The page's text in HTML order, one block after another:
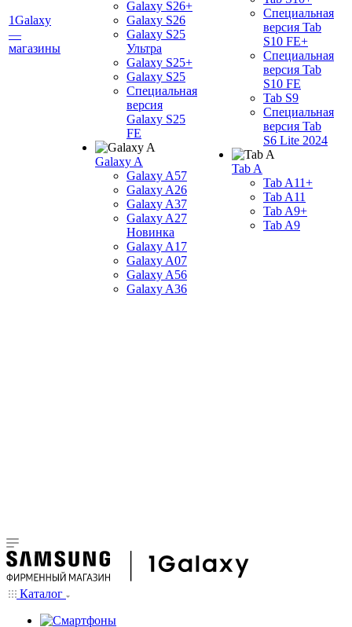
1Galaxy
—
магазины
Galaxy S26+
Galaxy S26
Galaxy S25
Ультра
Galaxy S25+
Galaxy S25
Специальная
версия
Galaxy S25
FE
Galaxy A
Galaxy A57
Galaxy A26
Galaxy A37
Galaxy A27
Новинка
Galaxy A17
Galaxy A07
Galaxy A56
Galaxy A36
Специальная
версия Tab
S10 FE+
Специальная
версия Tab
S10 FE
Tab S9
Специальная
версия Tab
S6 Lite 2024
Tab A
Tab A11+
Tab A11
Tab A9+
Tab A9
Каталог